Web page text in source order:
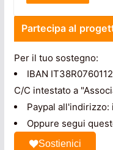
Partecipa al
Per il tuo sostegno:
IBAN
C/C intestato a
Paypal
Oppure segui
Sostienici